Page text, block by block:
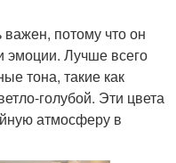
потому что он
эмоции. Лучше всего
тона, такие как
голубой. Эти цвета
атмосферу в